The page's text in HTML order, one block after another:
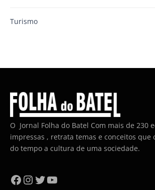
Turismo
O Jornal Folha do Batel Com mais de 230
impressas , retrata temas e conceitos que
do tempo a cultura de uma sociedade.
Facebook
Instagram
Twitter
YouTube